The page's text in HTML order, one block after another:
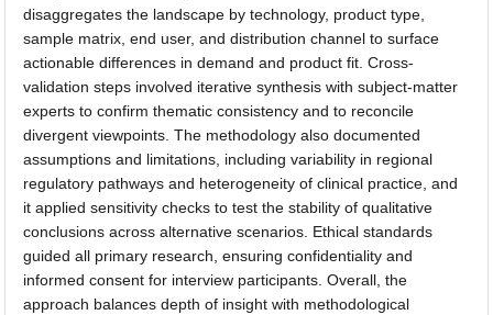
disaggregates the landscape by technology, product type,
sample matrix, end user, and distribution channel to surface
actionable differences in demand and product fit. Cross-
validation steps involved iterative synthesis with subject-matter
experts to confirm thematic consistency and to reconcile
divergent viewpoints. The methodology also documented
assumptions and limitations, including variability in regional
regulatory pathways and heterogeneity of clinical practice, and
it applied sensitivity checks to test the stability of qualitative
conclusions across alternative scenarios. Ethical standards
guided all primary research, ensuring confidentiality and
informed consent for interview participants. Overall, the
approach balances depth of insight with methodological